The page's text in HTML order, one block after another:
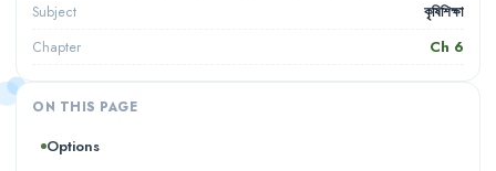
Subject কৃষিশিক্ষা
Chapter Ch 6
ON THIS PAGE
Options